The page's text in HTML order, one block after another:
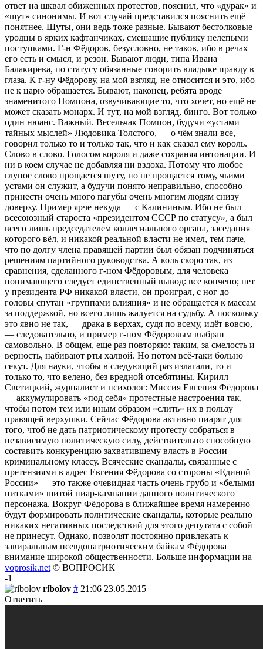
ответ на шквал обиженных протестов, пояснил, что «дурак» и
«шут» синонимы. И вот случай представился пояснить ещё
понятнее. Шуты, они ведь тоже разные. Бывают бестолковые
уродцы в ярких кафтанчиках, смешащие публику нелепыми
поступками. Г-н Фёдоров, безусловно, не таков, ибо в речах
его есть и смысл, и резон. Бывают люди, типа Ивана
Балакирева, по статусу обязанные говорить владыке правду в
глаза. К г-ну Фёдорову, на мой взгляд, не относится и это, ибо
не к царю обращается. Бывают, наконец, ребята вроде
знаменитого Помпона, озвучивающие то, что хочет, но ещё не
может сказать монарх. И тут, на мой взгляд, бинго. Вот только
один нюанс. Важный. Весельчак Помпон, будучи «устами
тайных мыслей» Людовика Толстого, — о чём знали все, —
говорил только то и только так, что и как сказал ему король.
Слово в слово. Голосом короля и даже сохраняя интонации. И
ни в коем случае не добавляя ни вздоха. Потому что любое
глупое слово прощается шуту, но не прощается тому, чьими
устами он служит, а будучи понято неправильно, способно
принести очень много пагубы очень многим людям снизу
доверху. Пример ярче некуда — с Калининым. Ибо не был
всесоюзный староста «президентом СССР по статусу», а был
всего лишь председателем коллегиального органа, заседания
которого вёл, и никакой реальной власти не имел, тем паче,
что по долгу члена правящей партии был обязан подчиняться
решениям партийного руководства. А коль скоро так, из
сравнения, сделанного г-ном Фёдоровым, для человека
понимающего следует единственный вывод: все кончено; нет
у президента РФ никакой власти, он проиграл, с ног до
головы спутан «группами влияния» и не обращается к массам
за поддержкой, но всего лишь жалуется на судьбу. А поскольку
это явно не так, — драка в верхах, судя по всему, идёт вовсю,
— следовательно, и пример г-ном Фёдоровым выбран
самовольно. В общем, еще раз повторяю: таким, за смелость и
верность, набивают рты халвой. Но потом всё-таки больно
секут. Для науки, чтобы в следующий раз излагали, то и
только то, что велено, без вредной отсебятины. Кирилл
Светицкий, журналист и психолог: Миссия Евгения Фёдорова
— аккумулировать «под себя» протестные настроения так,
чтобы потом тем или иным образом «слить» их в пользу
правящей верхушки. Сейчас Фёдорова активно пиарят для
того, чтоб не дать патриотическому протесту собраться в
независимую политическую силу, действительно способную
составить конкуренцию захватившему власть в России
криминальному классу. Всяческие скандалы, связанные с
претензиями в адрес Евгения Фёдорова со стороны «Единой
России» — это также очевидная часть очень грубо и «белыми
нитками» шитой пиар-кампании данного политического
персонажа. Вокруг Фёдорова в ближайшее время намеренно
будут формировать политические скандалы, которые реально
никаких негативных последствий для этого депутата с собой
не принесут. Однако, позволят постоянно привлекать к
завиральным псевдопатриотическим байкам Фёдорова
внимание широкой общественности. Больше информации на
voprosik.net © ВОПРОСИК
-1
ribolov # 21:06 23.05.2015
Ответить